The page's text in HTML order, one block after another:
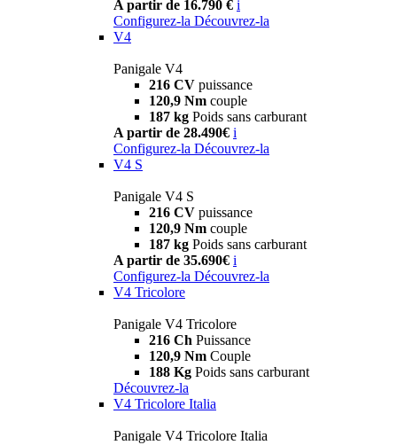
A partir de 16.790 € i
Configurez-la Découvrez-la
V4
Panigale V4
216 CV puissance
120,9 Nm couple
187 kg Poids sans carburant
A partir de 28.490€ i
Configurez-la Découvrez-la
V4 S
Panigale V4 S
216 CV puissance
120,9 Nm couple
187 kg Poids sans carburant
A partir de 35.690€ i
Configurez-la Découvrez-la
V4 Tricolore
Panigale V4 Tricolore
216 Ch Puissance
120,9 Nm Couple
188 Kg Poids sans carburant
Découvrez-la
V4 Tricolore Italia
Panigale V4 Tricolore Italia